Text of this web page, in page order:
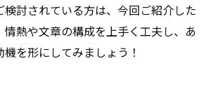
討されている方は、今回ご紹介した
情熱や文章の構成を上手く工夫し、あ
を形にしてみましょう！